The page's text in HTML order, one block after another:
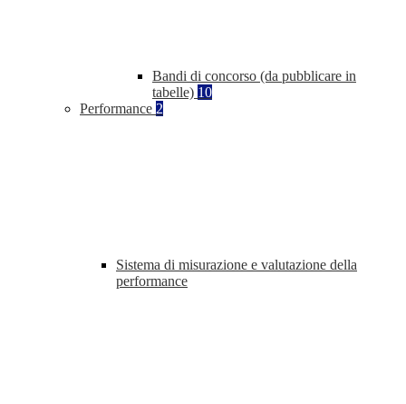
Bandi di concorso (da pubblicare in
tabelle) 10
Performance 2
Sistema di misurazione e valutazione della
performance